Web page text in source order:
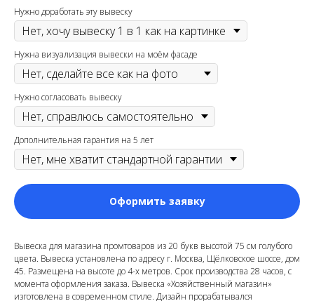
Нужно доработать эту вывеску
Нужна визуализация вывески на моём фасаде
Нужно согласовать вывеску
Дополнительная гарантия на 5 лет
Оформить заявку
Вывеска для магазина промтоваров из 20 букв высотой 75 см голубого
цвета. Вывеска установлена по адресу г. Москва, Щёлковское шоссе, дом
45. Размещена на высоте до 4-х метров. Срок производства 28 часов, с
момента оформления заказа. Вывеска «Хозяйственный магазин»
изготовлена в современном стиле. Дизайн прорабатывался